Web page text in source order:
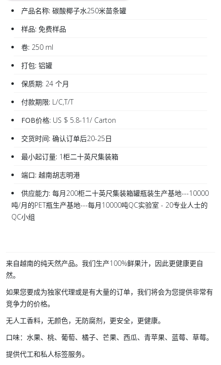
产品名称: 碳酸椰子水250米苗条罐
样品: 免费样品
卷: 250 ml
打包: 铝罐
保质期: 24 个月
付款期限: L/C,T/T
FOB价格: US $ 5.8-11/ Carton
交货时间: 确认订单后20-25日
最小起订量: 1柜二十英尺集装箱
端口: 越南胡志明港
供应能力: 每月200柜二十英尺集装箱罐瓶装生产基地---10000
吨/月的PET瓶生产基地---每月10000吨QC实验室 - 20专业人士的
QC小组
来自越南的纯天然产品。我们生产100%鲜果汁，因此更健康更自
然。
如果您要成为独家代理或是有大量的订单，我们将会为您提供非常有
竞争力的价格。
无人工香料，无颜色，无防腐剂，更安全，更健康。
口味：水果、桃、葡萄、橘子、芒果、西瓜、青苹果、蓝莓、草莓。
提供代工和私人标签服务。